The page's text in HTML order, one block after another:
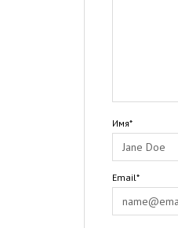
Имя*
Email*